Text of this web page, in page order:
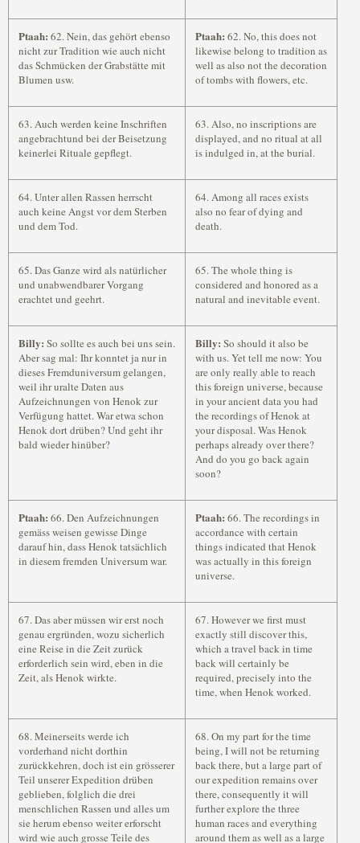
Ptaah: 62. Nein, das gehört ebenso
nicht zur Tradition wie auch nicht
das Schmücken der Grabstätte mit
Blumen usw.
Ptaah: 62. No, this does not
likewise belong to tradition as
well as also not the decoration
of tombs with flowers, etc.
63. Auch werden keine Inschriften
angebrachtund bei der Beisetzung
keinerlei Rituale gepflegt.
63. Also, no inscriptions are
displayed, and no ritual at all
is indulged in, at the burial.
64. Unter allen Rassen herrscht
auch keine Angst vor dem Sterben
und dem Tod.
64. Among all races exists
also no fear of dying and
death.
65. Das Ganze wird als natürlicher
und unabwendbarer Vorgang
erachtet und geehrt.
65. The whole thing is
considered and honored as a
natural and inevitable event.
Billy: So sollte es auch bei uns sein.
Aber sag mal: Ihr konntet ja nur in
dieses Fremduniversum gelangen,
weil ihr uralte Daten aus
Aufzeichnungen von Henok zur
Verfügung hattet. War etwa schon
Henok dort drüben? Und geht ihr
bald wieder hinüber?
Billy: So should it also be
with us. Yet tell me now: You
are only really able to reach
this foreign universe, because
in your ancient data you had
the recordings of Henok at
your disposal. Was Henok
perhaps already over there?
And do you go back again
soon?
Ptaah: 66. Den Aufzeichnungen
gemäss weisen gewisse Dinge
darauf hin, dass Henok tatsächlich
in diesem fremden Universum war.
Ptaah: 66. The recordings in
accordance with certain
things indicated that Henok
was actually in this foreign
universe.
67. Das aber müssen wir erst noch
genau ergründen, wozu sicherlich
eine Reise in die Zeit zurück
erforderlich sein wird, eben in die
Zeit, als Henok wirkte.
67. However we first must
exactly still discover this,
which a travel back in time
back will certainly be
required, precisely into the
time, when Henok worked.
68. Meinerseits werde ich
vorderhand nicht dorthin
zurückkehren, doch ist ein grösserer
Teil unserer Expedition drüben
geblieben, folglich die drei
menschlichen Rassen und alles um
sie herum ebenso weiter erforscht
wird wie auch grosse Teile des
68. On my part for the time
being, I will not be returning
back there, but a large part of
our expedition remains over
there, consequently it will
further explore the three
human races and everything
around them as well as a large